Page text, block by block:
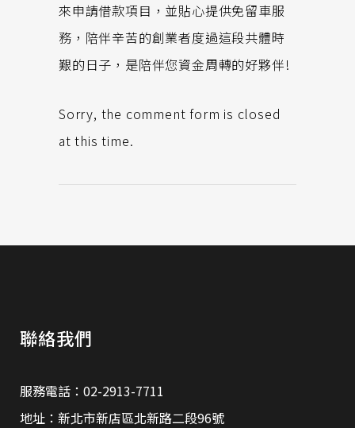
來申請借款項目，並貼心提供免留車服
務，陪伴辛苦的創業者度過這段共體時
艱的日子，是陪伴您資金周轉的好夥伴!
Sorry, the comment form is closed
at this time.
聯絡我們
服務電話：02-2913-7711
地址：新北市新店區北新路二段96號